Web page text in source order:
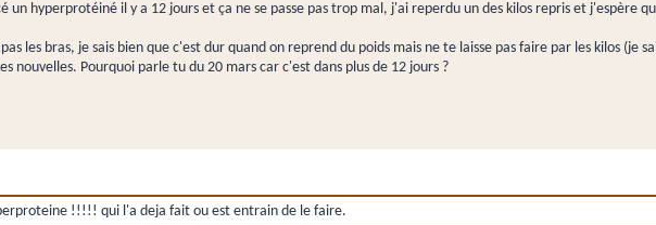
un hyperprotéiné il y a 12 jours et ça ne se passe pas trop mal, j'ai reperdu un des kilos repris et j'espère
les bras, je sais bien que c'est dur quand on reprend du poids mais ne te laisse pas faire par les kilos (je
nouvelles. Pourquoi parle tu du 20 mars car c'est dans plus de 12 jours ?
!!!!! qui l'a deja fait ou est entrain de le faire.